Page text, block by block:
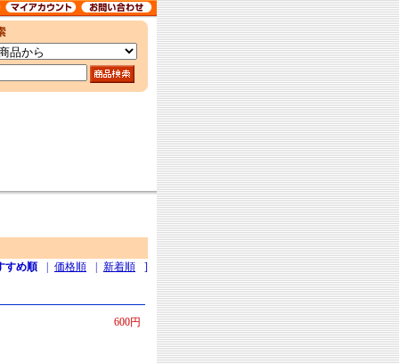
すめ順 価格順 新着順
]
600円